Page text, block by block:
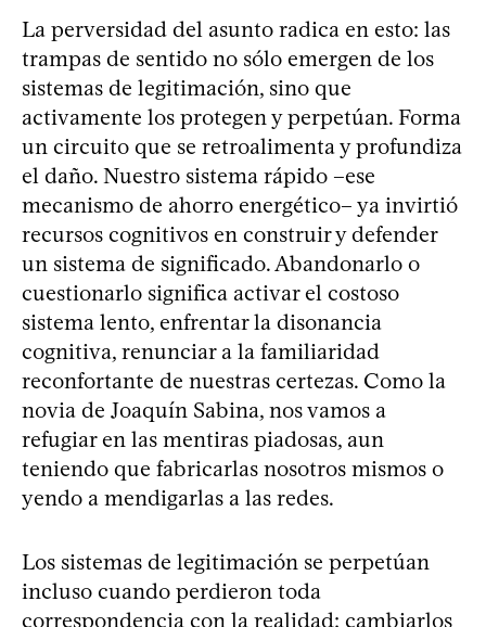
La perversidad del asunto radica en esto: las
trampas de sentido no sólo emergen de los
sistemas de legitimación, sino que
activamente los protegen y perpetúan. Forma
un circuito que se retroalimenta y profundiza
el daño. Nuestro sistema rápido –ese
mecanismo de ahorro energético– ya invirtió
recursos cognitivos en construir y defender
un sistema de significado. Abandonarlo o
cuestionarlo significa activar el costoso
sistema lento, enfrentar la disonancia
cognitiva, renunciar a la familiaridad
reconfortante de nuestras certezas. Como la
novia de Joaquín Sabina, nos vamos a
refugiar en las mentiras piadosas, aun
teniendo que fabricarlas nosotros mismos o
yendo a mendigarlas a las redes.
Los sistemas de legitimación se perpetúan
incluso cuando perdieron toda
correspondencia con la realidad: cambiarlos